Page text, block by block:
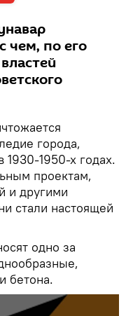
чем, по его
города,
1930-1950-х годах.
проектам,
и другими
стали настоящей
одно за
бетона.